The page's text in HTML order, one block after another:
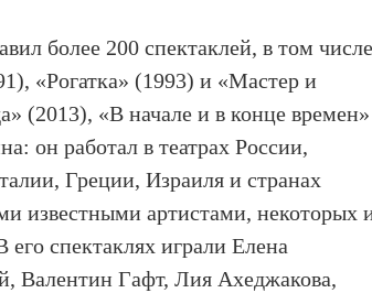
более 200 спектаклей, в том числе
«Рогатка» (1993) и «Мастер и
(2013), «В начале и в конце времен»
он работал в театрах России,
Греции, Израиля и странах
известными артистами, некоторых
спектаклях играли Елена
Валентин Гафт, Лия Ахеджакова,